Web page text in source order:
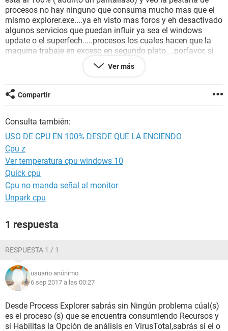
procesos no hay ninguno que consuma mucho mas que el
mismo explorer.exe....ya eh visto mas foros y eh desactivado
algunos servicios que puedan influir ya sea el windows
update o el superfech.....procesos los cuales hacen que la
maquina trabaje en exceso en segundo plato....porfavor, si
alguien tiene alguna solucion o algo, hagamela saber lo mas
SALUDOS A TODOS!
17.ccm2.net/EQzWFSkrOWPJvLP5SC42MZ_JQ90=/1e1bb6
Ver más
Compartir
Consulta también:
USO DE CPU EN 100% DESDE QUE LA ENCIENDO
Cpu z
Ver temperatura cpu windows 10
Quick cpu
Cpu no manda señal al monitor
Unpark cpu
1 respuesta
RESPUESTA 1 / 1
usuario anónimo
6 sep 2017 a las 00:27
Desde Process Explorer sabrás sin Ningún problema cúal(s)
es el proceso (s) que se encuentra consumiendo Recursos y
si Habilitas la Opción de análisis en VirusTotal,sabrás si el o